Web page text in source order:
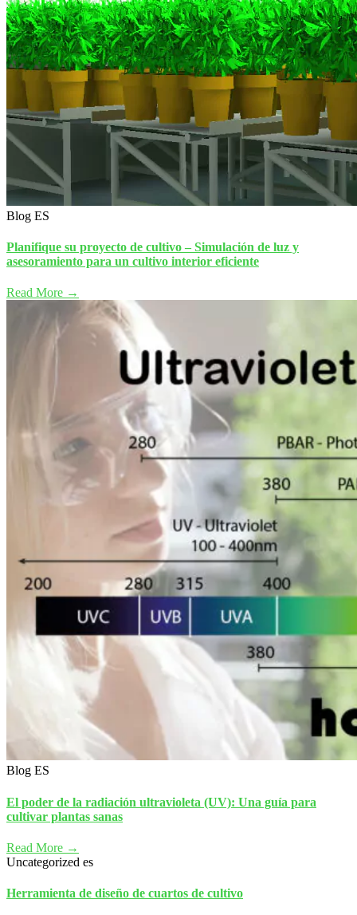
Blog ES
Planifique su proyecto de cultivo – Simulación de luz y
asesoramiento para un cultivo interior eficiente
Read More →
Blog ES
El poder de la radiación ultravioleta (UV): Una guía para
cultivar plantas sanas
Read More →
Uncategorized es
Herramienta de diseño de cuartos de cultivo